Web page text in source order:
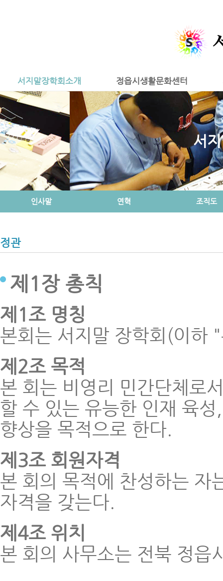
서지말장학회소개 정읍시생활문화센터
서
인사말 연혁 조직도
정관
제1장 총칙
제1조 명칭
본회는 서지말 장학회(이하
제2조 목적
본 회는 비영리 민간단체로
할 수 있는 유능한 인재 육
향상을 목적으로 한다.
제3조 회원자격
본 회의 목적에 찬성하는 자
자격을 갖는다.
제4조 위치
본 회의 사무소는 전북 정읍